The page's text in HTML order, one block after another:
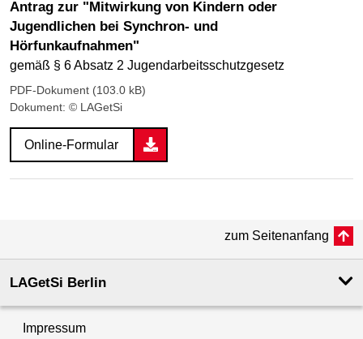
Antrag zur "Mitwirkung von Kindern oder
Jugendlichen bei Synchron- und
Hörfunkaufnahmen"
gemäß § 6 Absatz 2 Jugendarbeitsschutzgesetz
PDF-Dokument (103.0 kB)
Dokument: © LAGetSi
Online-Formular
zum Seitenanfang
LAGetSi Berlin
Impressum